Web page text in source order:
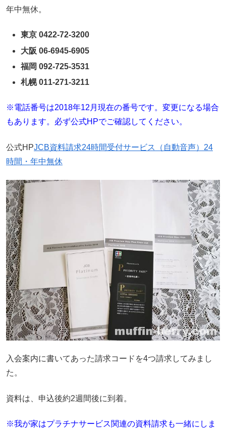
年中無休。
東京 0422-72-3200
大阪 06-6945-6905
福岡 092-725-3531
札幌 011-271-3211
※電話番号は2018年12月現在の番号です。変更になる場合
もあります。必ず公式HPでご確認してください。
公式HPJCB資料請求24時間受付サービス（自動音声）24
時間・年中無休
入会案内に書いてあった請求コードを4つ請求してみまし
た。
資料は、申込後約2週間後に到着。
※我が家はプラチナサービス関連の資料請求も一緒にしま